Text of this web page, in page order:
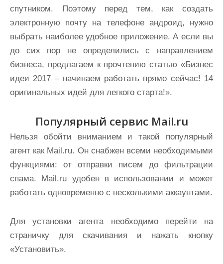
спутником. Поэтому перед тем, как создать
электронную почту на телефоне андроид, нужно
выбрать наиболее удобное приложение. А если вы
до сих пор не определились с направлением
бизнеса, предлагаем к прочтению статью «Бизнес
идеи 2017 – начинаем работать прямо сейчас! 14
оригинальных идей для легкого старта!».
Популярный сервис Mail.ru
Нельзя обойти вниманием и такой популярный
агент как Mail.ru. Он снабжен всеми необходимыми
функциями: от отправки писем до фильтрации
спама. Mail.ru удобен в использовании и может
работать одновременно с несколькими аккаунтами.
Для установки агента необходимо перейти на
страничку для скачивания и нажать кнопку
«Установить».